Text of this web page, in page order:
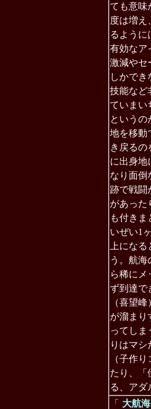
ても意味
度は増え
るように
有効なア
激減やセ
しかでき
技能など
ていまい
というの
地を移動
き戻るの
に出身地
なり面倒
跡で戦闘
があった
も付き
いぜい1
上にな
う。航
ら稀にメ
ず到達で
（喜望
が溜まり
ってし
りはマシ
（子作
たり、「
る、アダ
「
大航海